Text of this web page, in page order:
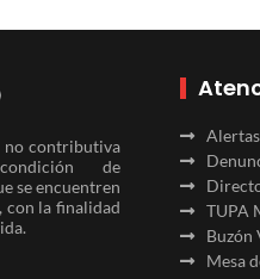
no contributiva
de
se encuentren
con la finalidad
Alertas
TUPA
Buzón
Mesa